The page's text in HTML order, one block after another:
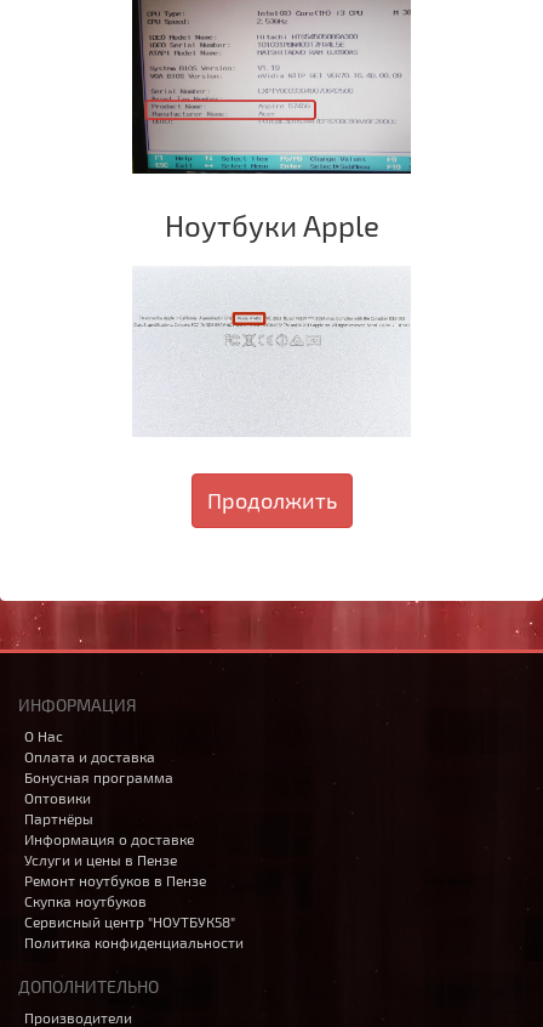
Ноутбуки Apple
Продолжить
ИНФОРМАЦИЯ
О Нас
Оплата и доставка
Бонусная программа
Оптовики
Партнёры
Информация о доставке
Услуги и цены в Пензе
Ремонт ноутбуков в Пензе
Скупка ноутбуков
Сервисный центр "НОУТБУК58"
Политика конфиденциальности
ДОПОЛНИТЕЛЬНО
Производители